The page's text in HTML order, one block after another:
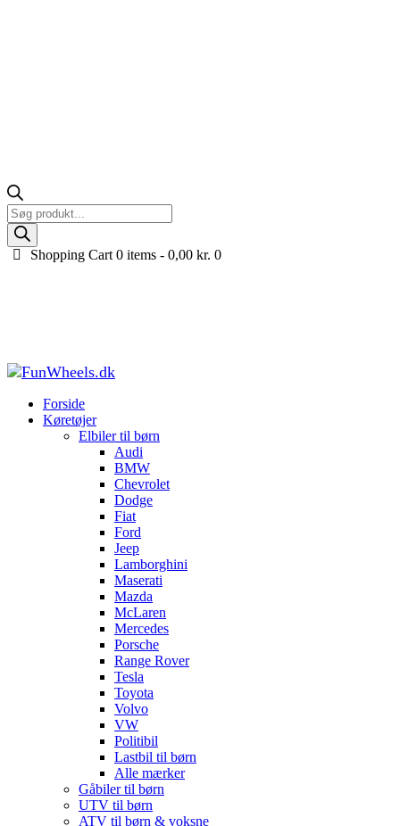
Products
search
Shopping Cart 0 items -0,00kr. 0
Forside
Køretøjer
Elbiler til børn
Audi
BMW
Chevrolet
Dodge
Fiat
Ford
Jeep
Lamborghini
Maserati
Mazda
McLaren
Mercedes
Porsche
Range Rover
Tesla
Toyota
Volvo
VW
Politibil
Lastbil til børn
Alle mærker
Gåbiler til børn
UTV til børn
ATV til børn & voksne